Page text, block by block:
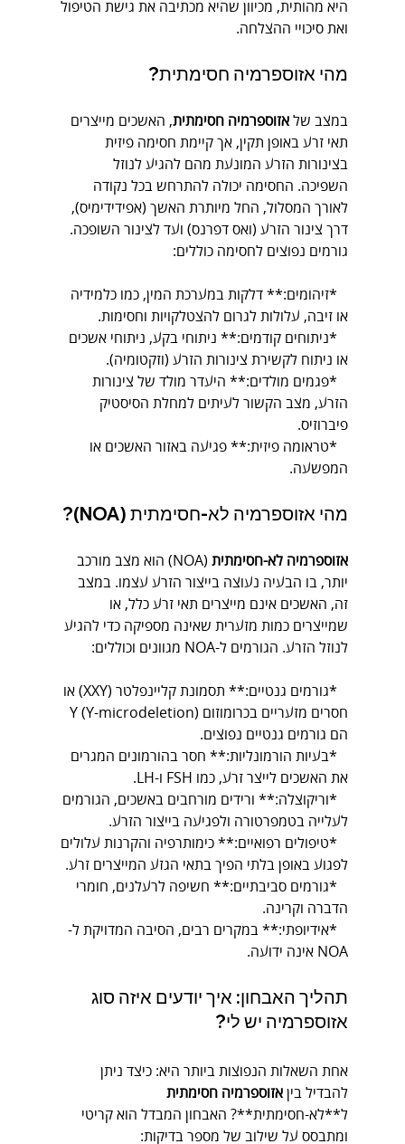
היא מהותית, מכיוון שהיא מכתיבה את גישת הטיפול
ואת סיכויי ההצלחה.
מהי אזוספרמיה חסימתית?
במצב של אזוספרמיה חסימתית, האשכים מייצרים
תאי זרע באופן תקין, אך קיימת חסימה פיזית
בצינורות הזרע המונעת מהם להגיע לנוזל
השפיכה. החסימה יכולה להתרחש בכל נקודה
לאורך המסלול, החל מיותרת האשך (אפידידימיס),
דרך צינור הזרע (ואס דפרנס) ועד לצינור השופכה.
גורמים נפוצים לחסימה כוללים:
*זיהומים:** דלקות במערכת המין, כמו כלמידיה
או זיבה, עלולות לגרום להצטלקויות וחסימות.
*ניתוחים קודמים:** ניתוחי בקע, ניתוחי אשכים
או ניתוח לקשירת צינורות הזרע (וזקטומיה).
*פגמים מולדים:** היעדר מולד של צינורות
הזרע, מצב הקשור לעיתים למחלת הסיסטיק
פיברוזיס.
*טראומה פיזית:** פגיעה באזור האשכים או
המפשעה.
מהי אזוספרמיה לא-חסימתית (NOA)?
אזוספרמיה לא-חסימתית
(NOA) הוא מצב מורכב
יותר, בו הבעיה נעוצה בייצור הזרע עצמו. במצב
זה, האשכים אינם מייצרים תאי זרע כלל, או
שמייצרים כמות מזערית שאינה מספיקה כדי להגיע
לנוזל הזרע. הגורמים ל-NOA מגוונים וכוללים:
*גורמים גנטיים:** תסמונת קליינפלטר (XXY) או
חסרים מזעריים בכרומוזום Y (Y-microdeletion)
הם גורמים גנטיים נפוצים.
*בעיות הורמונליות:** חסר בהורמונים המגרים
את האשכים לייצר זרע, כמו FSH ו-LH.
*וריקוצלה:** ורידים מורחבים באשכים, הגורמים
לעלייה בטמפרטורה ולפגיעה בייצור הזרע.
*טיפולים רפואיים:** כימותרפיה והקרנות עלולים
לפגוע באופן בלתי הפיך בתאי הגזע המייצרים זרע.
*גורמים סביבתיים:** חשיפה לרעלנים, חומרי
הדברה וקרינה.
*אידיופתי:** במקרים רבים, הסיבה המדויקת ל-
NOA אינה ידועה.
תהליך האבחון: איך יודעים איזה סוג
אזוספרמיה יש לי?
אחת השאלות הנפוצות ביותר היא: כיצד ניתן
להבדיל בין אזוספרמיה חסימתית
ל**לא-חסימתית**? האבחון המבדל הוא קריטי
ומתבסס על שילוב של מספר בדיקות: